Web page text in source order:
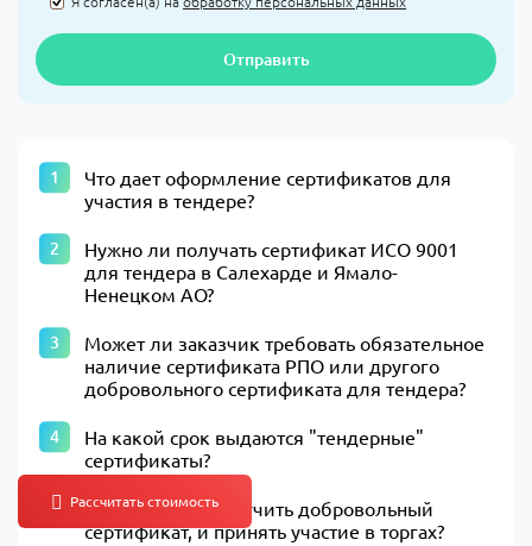
Отправить
Что дает оформление сертификатов для
участия в тендере?
Нужно ли получать сертификат ИСО 9001
для тендера в Салехарде и Ямало-
Ненецком АО?
Может ли заказчик требовать обязательное
наличие сертификата РПО или другого
добровольного сертификата для тендера?
На какой срок выдаются "тендерные"
сертификаты?
Может ли ИП получить добровольный
сертификат, и принять участие в торгах?